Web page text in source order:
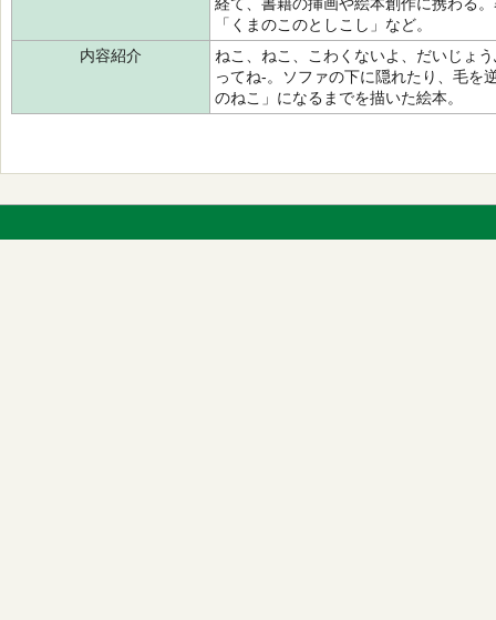
「くまのこのとしこし」など。
内容紹介
ねこ、ねこ、こわくないよ、だいじょ
ってね-。ソファの下に隠れたり、毛を
のねこ」になるまでを描いた絵本。